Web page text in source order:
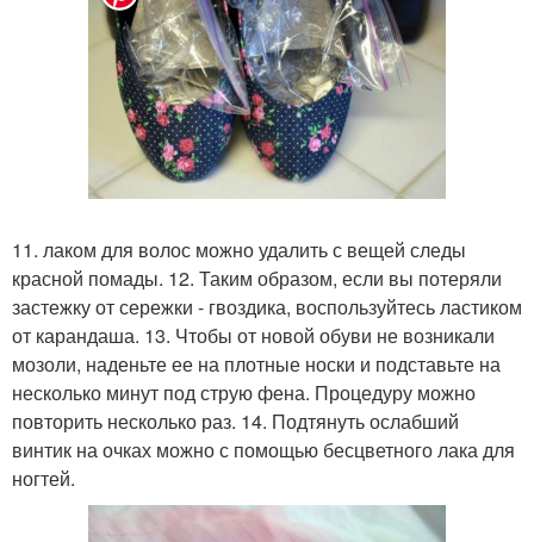
11. лаком для волос можно удалить с вещей следы
красной помады. 12. Таким образом, если вы потеряли
застежку от сережки - гвоздика, воспользуйтесь ластиком
от карандаша. 13. Чтобы от новой обуви не возникали
мозоли, наденьте ее на плотные носки и подставьте на
несколько минут под струю фена. Процедуру можно
повторить несколько раз. 14. Подтянуть ослабший
винтик на очках можно с помощью бесцветного лака для
ногтей.